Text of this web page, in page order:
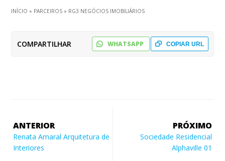
INÍCIO » PARCEIROS » RG3 NEGÓCIOS IMOBILIÁRIOS
COMPARTILHAR COPIAR URL
WHATSAPP
ANTERIOR
Renata Amaral Arquitetura de
Interiores
PRÓXIMO
Sociedade Residencial
Alphaville 01